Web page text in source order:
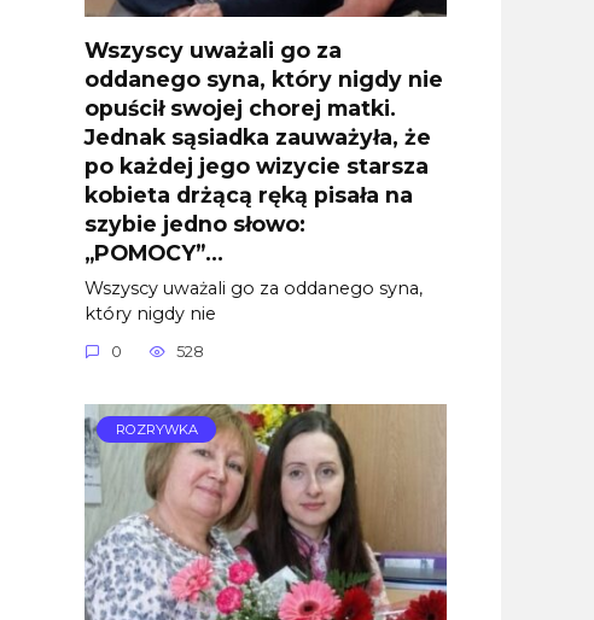
Wszyscy uważali go za
oddanego syna, który nigdy nie
opuścił swojej chorej matki.
Jednak sąsiadka zauważyła, że
po każdej jego wizycie starsza
kobieta drżącą ręką pisała na
szybie jedno słowo:
„POMOCY”…
Wszyscy uważali go za oddanego syna,
który nigdy nie
0 528
ROZRYWKA